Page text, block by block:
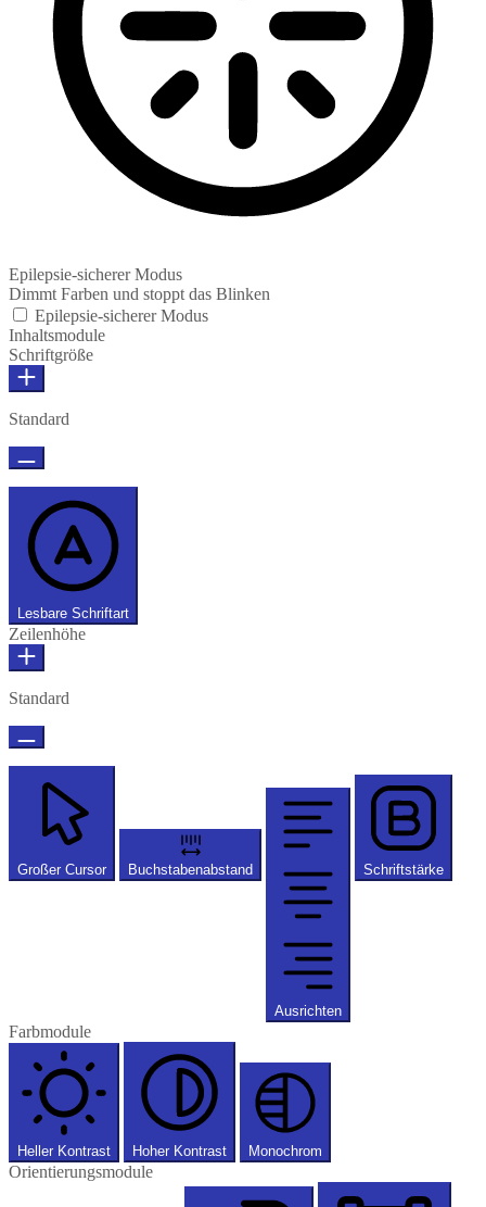
Epilepsie-sicherer Modus
Dimmt Farben und stoppt das Blinken
Epilepsie-sicherer Modus
Inhaltsmodule
Schriftgröße
Standard
Lesbare Schriftart
Zeilenhöhe
Standard
Großer Cursor Buchstabenabstand
Ausrichten
Schriftstärke
Farbmodule
Heller Kontrast Hoher Kontrast Monochrom
Orientierungsmodule